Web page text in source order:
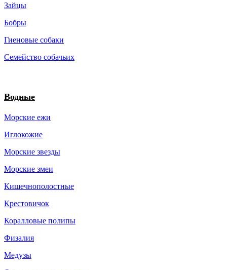
Зайцы
Бобры
Гиеновые собаки
Семейство собачьих
Водные
Морские ежи
Иглокожие
Морские звезды
Морские змеи
Кишечнополостные
Крестовичок
Коралловые полипы
Физалия
Медузы